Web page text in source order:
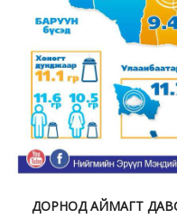
ДОРНОД АЙМАГТ